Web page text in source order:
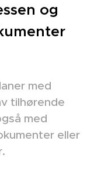
og
med
tilhørende
med
eller